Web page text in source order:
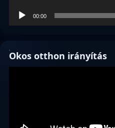
00:00
Okos otthon irányítás